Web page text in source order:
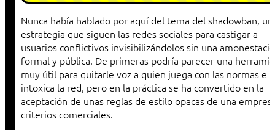
Nunca había hablado por aquí del tema del shadowban,
estrategia que siguen las redes sociales para castigar a
usuarios conflictivos invisibilizándolos sin una
formal y pública. De primeras podría parecer una
muy útil para quitarle voz a quien juega con las normas e
intoxica la red, pero en la práctica se ha convertido en la
aceptación de unas reglas de estilo opacas de una
criterios comerciales.